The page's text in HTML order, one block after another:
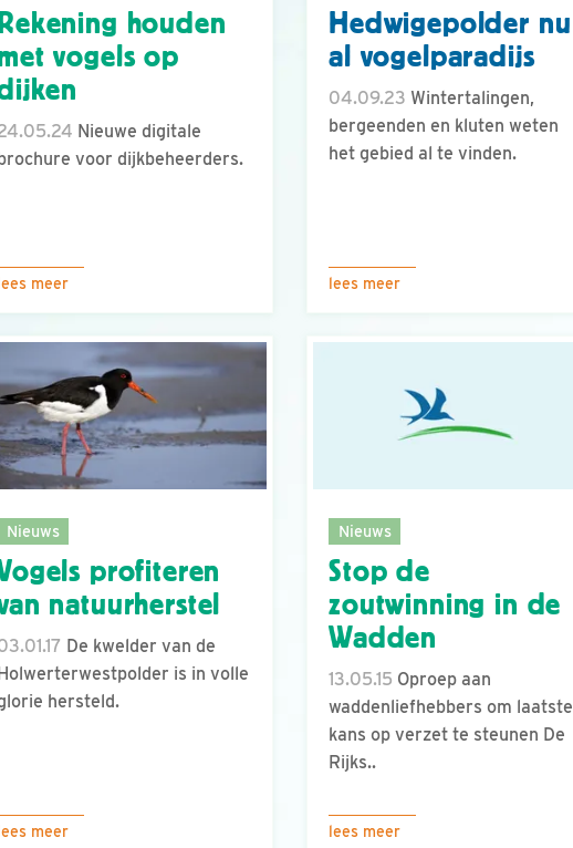
houden
vogels op
Nieuwe digitale
voor dijkbeheerders.
meer
Hedwigepolder nu
al vogelparadijs
04.09.23 Wintertalingen,
bergeenden en kluten weten
het gebied al te vinden.
lees meer
Nieuws
profiteren
natuurherstel
De kwelder van de
Holwerterwestpolder is in volle
hersteld.
meer
Nieuws
Stop de
zoutwinning in de
Wadden
13.05.15 Oproep aan
waddenliefhebbers om laatste
kans op verzet te steunen De
Rijks..
lees meer